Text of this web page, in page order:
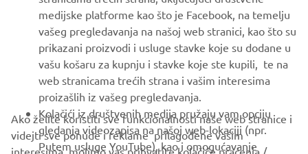
SUPPORT
BILTEN
Budite prvi koji će saznati o najnovijim ponudama, posebnim
događajima, novim izdanjima i još mnogo toga
medijske platforme kao što je Facebook, na temelju
vašeg pregledavanja na našoj web stranici, kao što su
prikazani proizvodi i usluge stavke koje su dodane u
vašu košaru za kupnju i stavke koje ste kupili, te na
web stranicama trećih strana i vašim interesima
proizašlih iz vašeg pregledavanja.
Kolačići iz društvenih medija pružaju vam opciju
gledanja videozapisa na našoj web-lokaciji (npr.
Putem usluge YouTube), kao i omogućavanje
Ako želite koristiti sve funkcionalnosti naše web stranice i
videjti sve ponude i reklame prilagođene vašim
interesima, molimo vas prihvatite kolačiće praćenja /